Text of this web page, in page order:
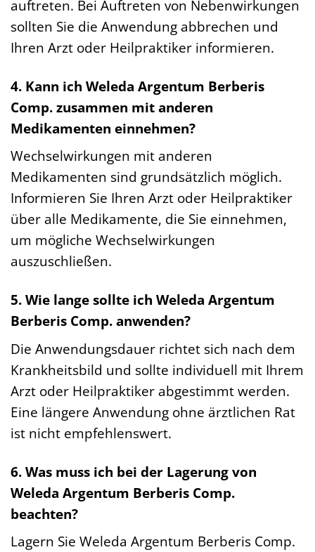
auftreten. Bei Auftreten von Nebenwirkungen
sollten Sie die Anwendung abbrechen und
Ihren Arzt oder Heilpraktiker informieren.
4. Kann ich Weleda Argentum Berberis
Comp. zusammen mit anderen
Medikamenten einnehmen?
Wechselwirkungen mit anderen
Medikamenten sind grundsätzlich möglich.
Informieren Sie Ihren Arzt oder Heilpraktiker
über alle Medikamente, die Sie einnehmen,
um mögliche Wechselwirkungen
auszuschließen.
5. Wie lange sollte ich Weleda Argentum
Berberis Comp. anwenden?
Die Anwendungsdauer richtet sich nach dem
Krankheitsbild und sollte individuell mit Ihrem
Arzt oder Heilpraktiker abgestimmt werden.
Eine längere Anwendung ohne ärztlichen Rat
ist nicht empfehlenswert.
6. Was muss ich bei der Lagerung von
Weleda Argentum Berberis Comp.
beachten?
Lagern Sie Weleda Argentum Berberis Comp.